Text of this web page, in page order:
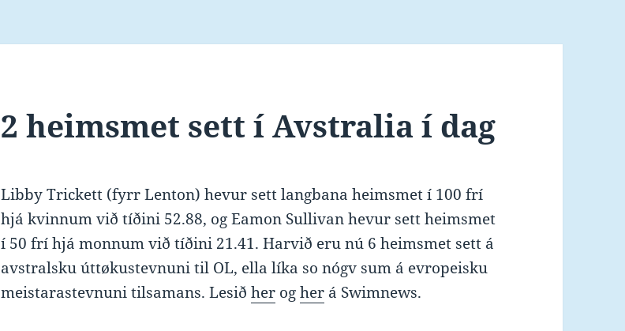
2 heimsmet sett í Avstralia í dag
Libby Trickett (fyrr Lenton) hevur sett langbana heimsmet í 100 frí
hjá kvinnum við tíðini 52.88, og Eamon Sullivan hevur sett heimsmet
í 50 frí hjá monnum við tíðini 21.41. Harvið eru nú 6 heimsmet sett á
avstralsku úttøkustevnuni til OL, ella líka so nógv sum á evropeisku
meistarastevnuni tilsamans. Lesiðher ogher á Swimnews.